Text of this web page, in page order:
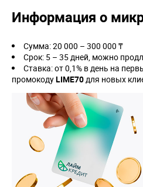
Информация о
Сумма: 20 000 – 300 000 ₸
Срок: 5 – 35 дней, можно
Ставка: от 0,1% в день на
промокодуLIME70для новых